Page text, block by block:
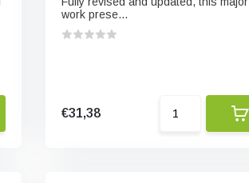
work prese...
€31,38